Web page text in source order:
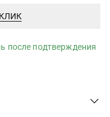
после подтверждения